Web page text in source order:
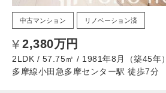
中古マンション リノベーション済
2,380万円
2LDK / 57.75㎡ / 1981年8月（築45年）
多摩線小田急多摩センター駅 徒歩7分